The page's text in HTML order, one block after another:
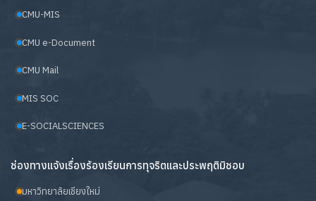
CMU-MIS
CMU e-Document
CMU Mail
MIS SOC
E-SOCIALSCIENCES
ช่องทางแจ้งเรื่องร้องเรียนการทุจริตและประพฤติมิชอบ
มหาวิทยาลัยเชียงใหม่